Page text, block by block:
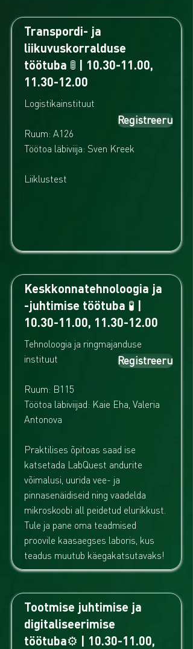
Transpordi- ja
liikuvuskorralduse
töötuba 🚦 | 10.30-11.00,
11.30-12.00
Logistikainstituut
Ruum: A126
Töötoa läbiviija: Sven Kreek
Liiklustest
Registreeru
Keskkonnatehnoloogia ja
-juhtimise töötuba 🧪 |
10.30-11.00, 11.30-12.00
Tehnoloogia ja ringmajanduse
instituut
Ruum: B115
Töötoa läbiviijad: Kaie Eha, Valeria
Antonova
Praktilises õpitoas saad ise
katsetada LabQuest andurite
võimalusi, uurida vee- ja
pinnasenäidiseid ning vaadelda
mikroskoobi all peidetud elurikkust.
Tule ja pane oma teadmised
proovile kaasaegses laboris, kus
teadus muutub käegakatsutavaks!
Registreeru
Tootmise juhtimise ja
digitaliseerimise
töötuba⚙️ | 10.30-11.00,